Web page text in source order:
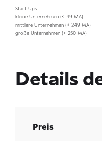
Start Ups
kleine Unternehmen (< 49 MA)
mittlere Unternehmen (< 249 MA)
große Unternehmen (> 250 MA)
Details
Preis